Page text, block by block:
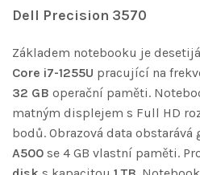
Dell Precision 3570
Základem notebooku je
Core i7-1255U pracující na
32 GB operační paměti.
matným displejem s Full HD
bodů. Obrazová data obstarává
A500 se 4 GB vlastní paměti.